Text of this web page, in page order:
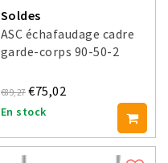
Soldes
ASC échafaudage cadre
garde-corps 90-50-2
€89,27 €75,02
En stock